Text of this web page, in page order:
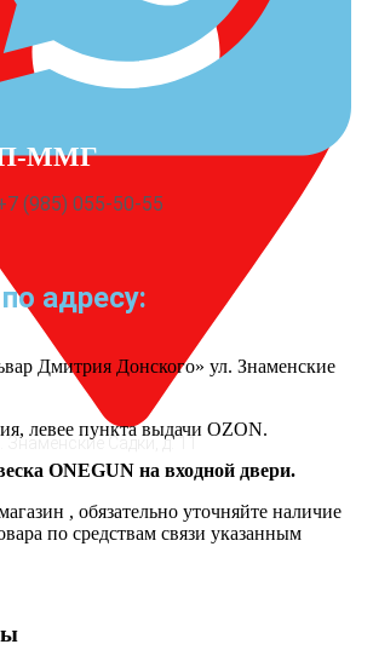
Знаменские Садки, д. 11
ММГ
(985) 055-50-55
адресу:
Дмитрия Донского» ул. Знаменские
левее пункта выдачи OZON.
ONEGUN на входной двери.
, обязательно уточняйте наличие
по средствам связи указанным